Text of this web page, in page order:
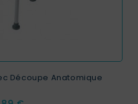
Découpe Anatomique